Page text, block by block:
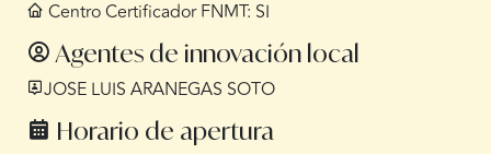
Centro Certificador FNMT: SI
Agentes de innovación local
JOSE LUIS ARANEGAS SOTO
Horario de apertura